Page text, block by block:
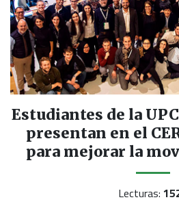
Estudiantes de la
presentan en el
para mejorar la
Lecturas: